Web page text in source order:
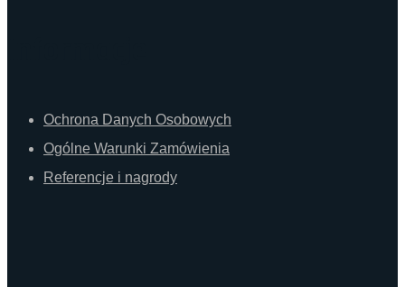
Ochrona Danych Osobowych
Ogólne Warunki Zamówienia
Referencje i nagrody